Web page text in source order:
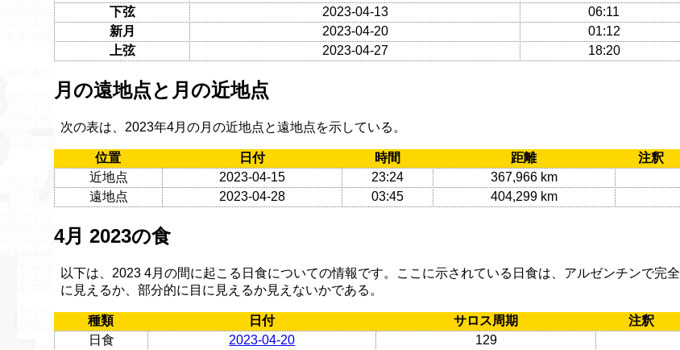
下弦
2023-04-13
06:11
新月
2023-04-20
01:12
上弦
2023-04-27 18:20
月の遠地点と月の近地点
次の表は、2023年4月の月の近地点と遠地点を示している。
位置 日付 時間 距離
注釈
近地点
2023-04-15 23:24
367,966 km
遠地点
2023-04-28 03:45 404,299 km
4月 2023の食
以下は、2023 4月の間に起こる日食についての情報です。ここに示されている日食は、アルゼンチンで完全
に見えるか、部分的に目に見えるか見えないかである。
種類 日付 サロス周期
注釈
日食
2023-04-20 129